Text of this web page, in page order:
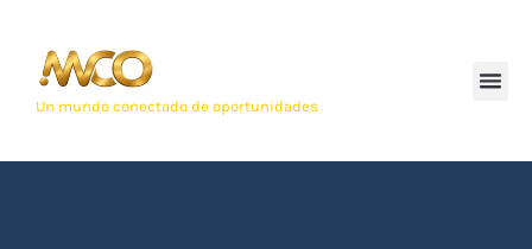
Un mundo conectado de oportunidades